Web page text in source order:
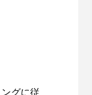
グに従